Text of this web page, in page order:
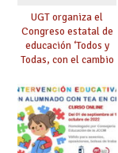
UGT organiza el
Congreso estatal de
educación ‘Todos y
Todas, con el cambio